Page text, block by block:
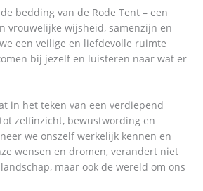
bedding van de Rode Tent – een
vrouwelijke wijsheid, samenzijn en
een veilige en liefdevolle ruimte
bij jezelf en luisteren naar wat er
in het teken van een verdiepend
zelfinzicht, bewustwording en
we onszelf werkelijk kennen en
wensen en dromen, verandert niet
maar ook de wereld om ons